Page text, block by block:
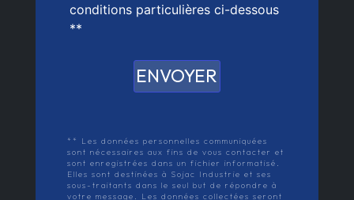
conditions particulières ci-dessous
**
ENVOYER
** Les données personnelles communiquées
sont nécessaires aux fins de vous contacter et
sont enregistrées dans un fichier informatisé.
Elles sont destinées à Sojac Industrie et ses
sous-traitants dans le seul but de répondre à
votre message. Les données collectées seront